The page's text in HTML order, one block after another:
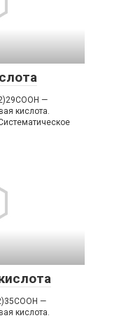
—
кислота.
—
кислота.